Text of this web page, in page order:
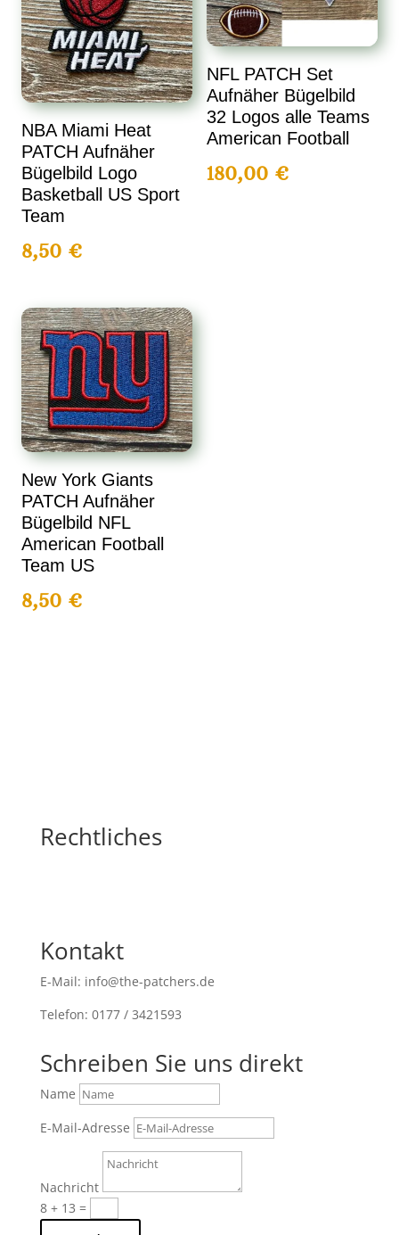
NBA Miami Heat
PATCH Aufnäher
Bügelbild Logo
Basketball US Sport
Team
8,50€
NFL PATCH Set
Aufnäher Bügelbild
32 Logos alle Teams
American Football
180,00 €
New York Giants
PATCH Aufnäher
Bügelbild NFL
American Football
Team US
8,50€
Rechtliches
Kontakt
E-Mail: info@the-patchers.de
Telefon: 0177 / 3421593
Schreiben Sie uns direkt
Name
E-Mail-Adresse
Nachricht
8 + 13 =